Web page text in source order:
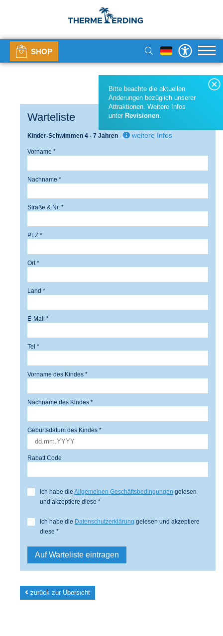
SHOP
Bitte beachte die aktuellen
Änderungen bezüglich unserer
Attraktionen. Weitere Infos
unter Revisionen.
Warteliste
Kinder-Schwimmen 4 - 7 Jahren - weitere Infos
Vorname *
Nachname *
Straße & Nr. *
PLZ *
Ort *
Land *
E-Mail *
Tel *
Vorname des Kindes *
Nachname des Kindes *
Geburtsdatum des Kindes *
Rabatt Code
Ich habe die Allgemeinen Geschäftsbedingungen gelesen
und akzeptiere diese *
Ich habe die Datenschutzerklärung gelesen und akzeptiere
diese *
zurück zur Übersicht